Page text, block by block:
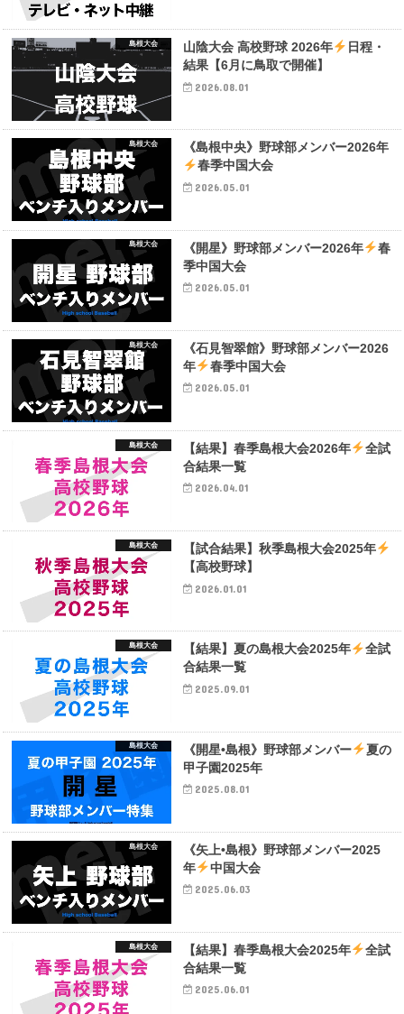
島根大会 山陰大会 高校野球 2026年
日程・
結果【6月に鳥取で開催】
2026.08.01
島根大会
《島根中央》野球部メンバー2026年
春季中国大会
2026.05.01
島根大会 《開星》野球部メンバー2026年
春
季中国大会
2026.05.01
島根大会
《石見智翠館》野球部メンバー2026
年
春季中国大会
2026.05.01
島根大会 【結果】春季島根大会2026年
全試
合結果一覧
2026.04.01
島根大会
【試合結果】秋季島根大会2025年
【高校野球】
2026.01.01
島根大会 【結果】夏の島根大会2025年
全試
合結果一覧
2025.09.01
島根大会 《開星•島根》野球部メンバー
夏の
甲子園2025年
2025.08.01
島根大会
《矢上•島根》野球部メンバー2025
年
中国大会
2025.06.03
島根大会 【結果】春季島根大会2025年
全試
合結果一覧
2025.06.01